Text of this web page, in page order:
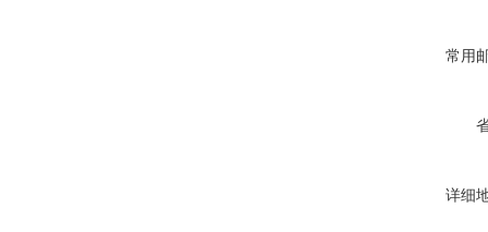
常用
详细